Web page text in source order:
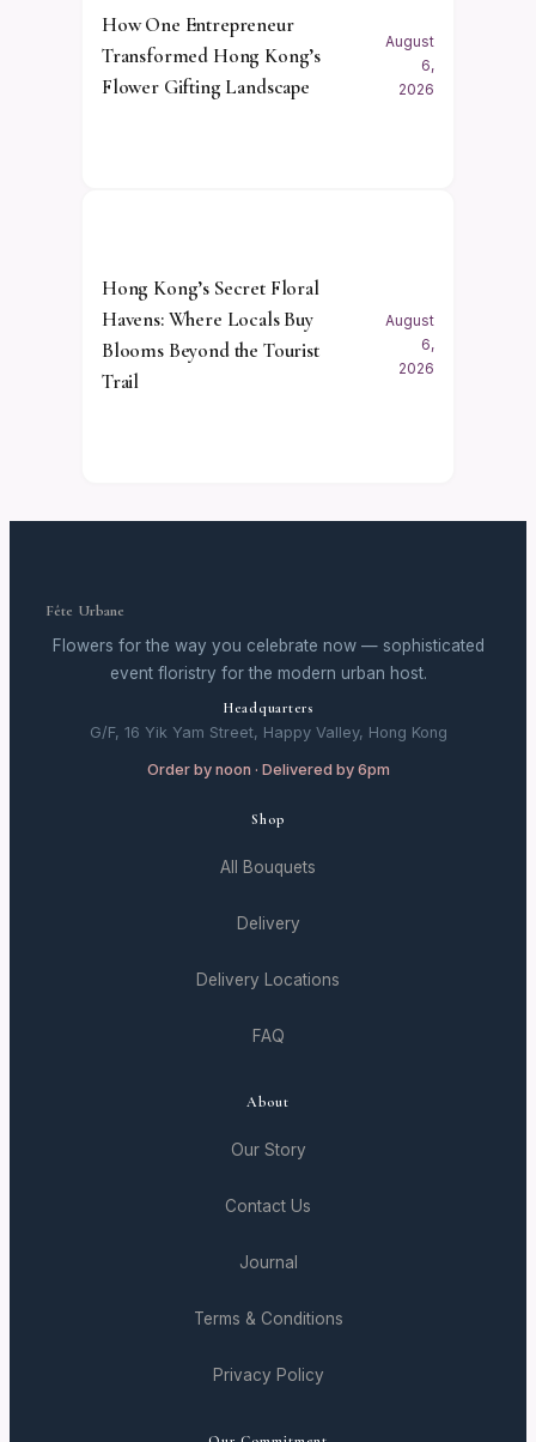
How One Entrepreneur
Transformed Hong Kong’s
Flower Gifting Landscape
August
6,
2026
Hong Kong’s Secret Floral
Havens: Where Locals Buy
Blooms Beyond the Tourist
Trail
August
6,
2026
Fête Urbane
Flowers for the way you celebrate now — sophisticated
event floristry for the modern urban host.
Headquarters
G/F, 16 Yik Yam Street, Happy Valley, Hong Kong
Order by noon · Delivered by 6pm
Shop
All Bouquets
Delivery
Delivery Locations
FAQ
About
Our Story
Contact Us
Journal
Terms & Conditions
Privacy Policy